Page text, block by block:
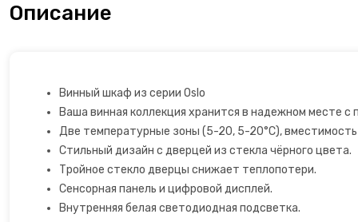
Описание
Винный шкаф из серии Oslo
Ваша винная коллекция хранится в надежном месте
Две температурные зоны (5-20, 5-20°C),
Стильный дизайн с дверцей из стекла чёрного цвета.
Тройное стекло дверцы снижает теплопотери.
Сенсорная панель и цифровой дисплей.
Внутренняя белая светодиодная подсветка.
Пуровер
Раклетницы
Рисоварки, пароварки